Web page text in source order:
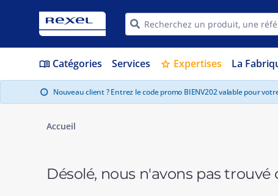
menu_book Catégories Services star Expertises La
info Nouveau client ? Entrez le code promo BIENV202 valable pour
Accueil
Désolé, nous n'avons pas